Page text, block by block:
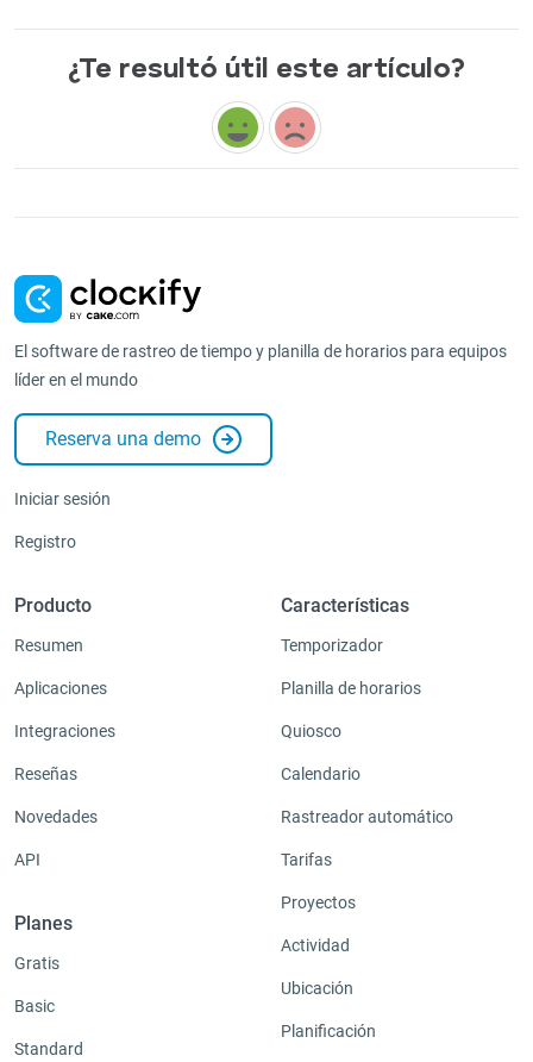
¿Te resultó útil este artículo?
El software de rastreo de tiempo y planilla de horarios para equipos
líder en el mundo
Reserva una demo
Iniciar sesión
Registro
Producto
Resumen
Aplicaciones
Integraciones
Reseñas
Novedades
API
Planes
Gratis
Basic
Standard
Características
Temporizador
Planilla de horarios
Quiosco
Calendario
Rastreador automático
Tarifas
Proyectos
Actividad
Ubicación
Planificación